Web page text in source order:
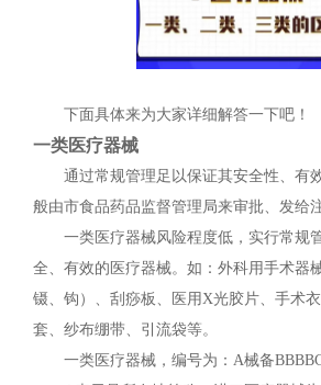
下面具体来为大家详细解答一下吧！
一类医疗器械
通过常规管理足以保证其安全性、有
般由市食品药品监督管理局来审批、发给
一类医疗器械风险程度低，实行常规
全、有效的医疗器械。如：外科用手术器
镊、钩）、刮痧板、医用X光胶片、手术
套、纱布绷带、引流袋等。
一类医疗器械，编号为：A械备